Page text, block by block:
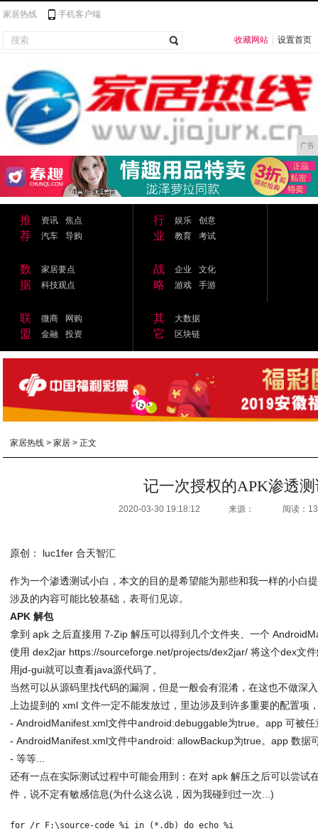
家居热线 手机客户端
收藏网站 设置首页
广告
推
荐
资讯
焦点
汽车
导购
行
业
娱乐
创意
教育
考试
数
据
家居要点
科技观点
战
略
企业
文化
游戏
手游
联
盟
微商
网购
金融
投资
其
它
大数据
区块链
家居热线 >家居 > 正文
记一次授权的APK渗透
2020-03-30 19:18:12 来源： 阅读：
原创： luc1fer 合天智汇
作为一个渗透测试小白，本文的目的是希望能为那些和我一样的小白
涉及的内容可能比较基础，表哥们见谅。
APK 解包
拿到 apk 之后直接用 7-Zip 解压可以得到几个文件夹、一个
使用 dex2jar https://sourceforge.net/projects/dex2jar/ 将这个dex文
用jd-gui就可以查看java源代码了。
当然可以从源码里找代码的漏洞，但是一般会有混淆，在这也不做深
上边提到的 xml 文件一定不能发放过，里边涉及到许多重要的配置项
- AndroidManifest.xml文件中android:debuggable为true。app 可被任
- AndroidManifest.xml文件中android: allowBackup为true。app 数据
- 等等...
还有一点在实际测试过程中可能会用到：在对 apk 解压之后可以尝试
件，说不定有敏感信息(为什么这么说，因为我碰到过一次...)
for /r F:\source-code %i in (*.db) do echo %i